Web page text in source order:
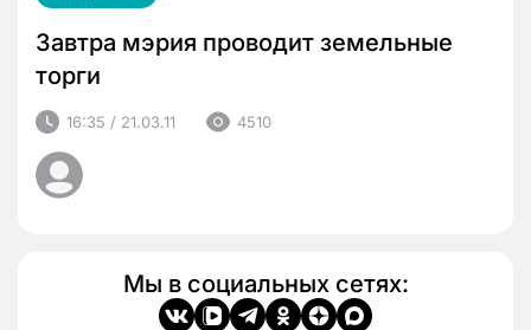
Завтра мэрия проводит земельные
торги
16:35 / 21.03.11 4510
Мы в социальных сетях: